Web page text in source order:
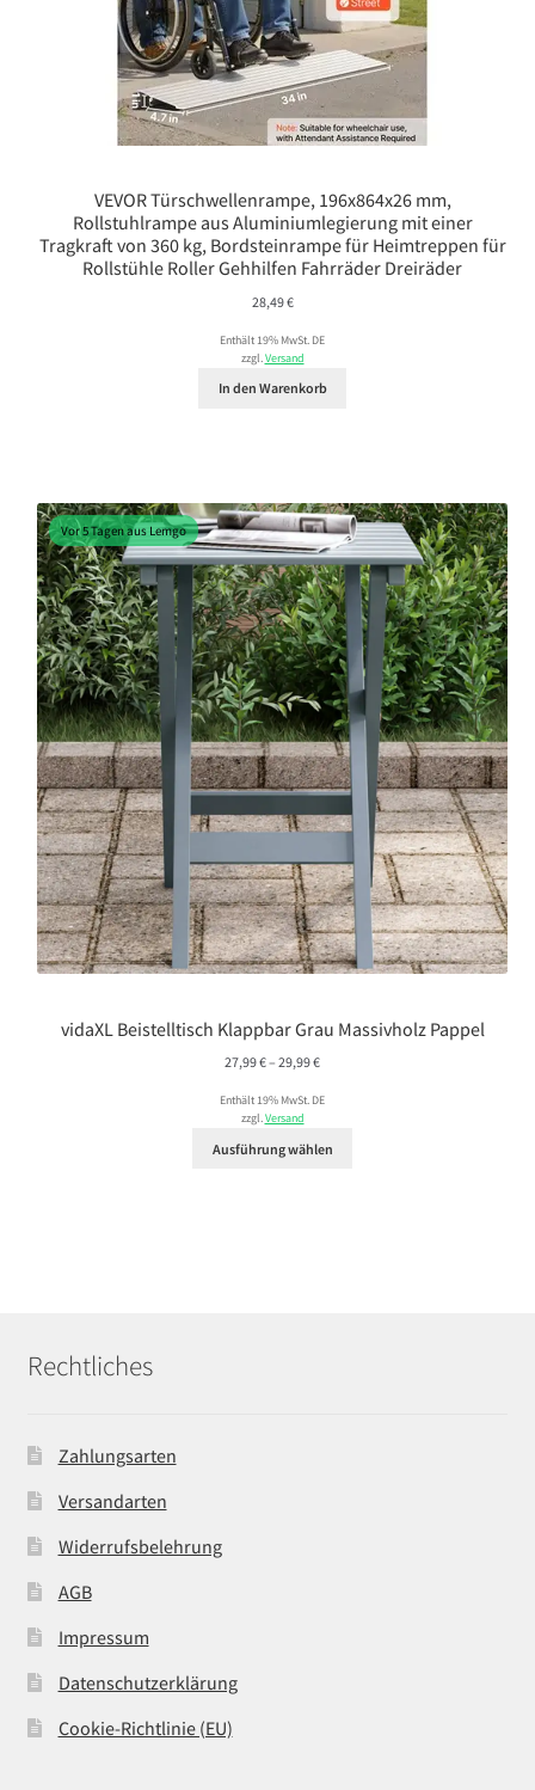
VEVOR Türschwellenrampe, 196x864x26 mm,
Rollstuhlrampe aus Aluminiumlegierung mit einer
Tragkraft von 360 kg, Bordsteinrampe für Heimtreppen für
Rollstühle Roller Gehhilfen Fahrräder Dreiräder
28,49€
Enthält 19% MwSt. DE
zzgl.Versand
In den Warenkorb
Vor 5 Tagen aus Lemgo
vidaXL Beistelltisch Klappbar Grau Massivholz Pappel
27,99€– 29,99€Preisspanne:
bis
Enthält 19% MwSt. DE
zzgl.Versand
Ausführung wählen
Rechtliches
Zahlungsarten
Versandarten
Widerrufsbelehrung
AGB
Impressum
Datenschutzerklärung
Cookie-Richtlinie (EU)